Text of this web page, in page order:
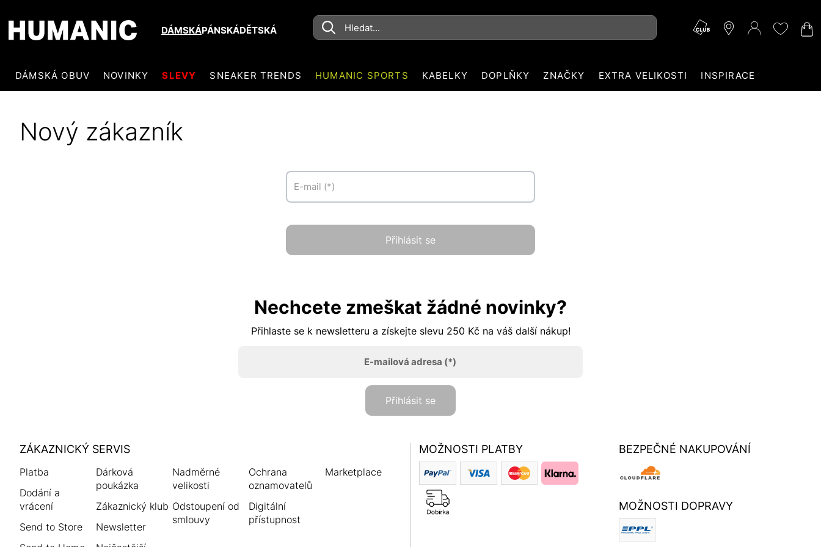
DÁMSKÁPÁNSKÁDĚTSKÁ
DÁMSKÁ OBUV NOVINKY SLEVY SNEAKER TRENDS HUMANIC SPORTS KABELKY DOPLŇKY ZNAČKY EXTRA VELIKOSTI INSPIRACE
Nový zákazník
E-mail (*)
Přihlásit se
Nechcete zmeškat žádné novinky?
Přihlaste se k newsletteru a získejte slevu 250 Kč na váš další nákup!
E-mailová adresa (*)
Přihlásit se
HUMANIC
Zápatí
ZÁKAZNICKÝ SERVIS
Platba
Dodání a
vrácení
Send to Store
Dárková
poukázka
Zákaznický klub
Newsletter
Nadměrné
velikosti
Odstoupení od
smlouvy
Ochrana
oznamovatelů
Digitální
přístupnost
Marketplace
MOŽNOSTI PLATBY BEZPEČNÉ NAKUPOVÁNÍ
MOŽNOSTI DOPRAVY